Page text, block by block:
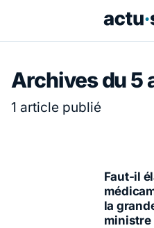
Archives du 5
1 article publié
Faut-il
la
ministre